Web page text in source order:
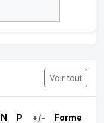
Voir tout
N P +/- Forme